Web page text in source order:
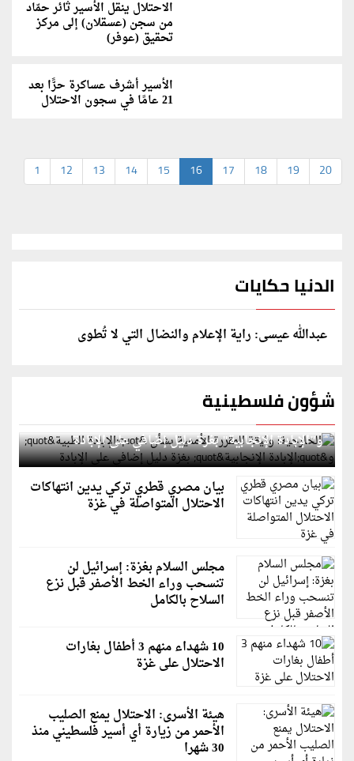
الاحتلال ينقل الأسير ثائر حمّاد
من سجن (عسقلان) إلى مركز
تحقيق (عوفر)
الأسير أشرف عساكرة حرًّا بعد
21 عامًا في سجون الاحتلال
1 12 13 14 15 16 17 18 19 20
الدنيا حكايات
عبدالله عيسى: راية الإعلام والنضال التي لا تُطوى
شؤون فلسطينية
الخارجية: وثيقة المقررة الأممية بشأن "الإبادة الطبية"
و"الإبادة الإنجابية" بغزة دليل إضافي على الإبادة
بيان مصري قطري تركي يدين انتهاكات
الاحتلال المتواصلة في غزة
مجلس السلام بغزة: إسرائيل لن
تنسحب وراء الخط الأصفر قبل نزع
السلاح بالكامل
10 شهداء منهم 3 أطفال بغارات
الاحتلال على غزة
هيئة الأسرى: الاحتلال يمنع الصليب
الأحمر من زيارة أي أسير فلسطيني منذ
30 شهرا